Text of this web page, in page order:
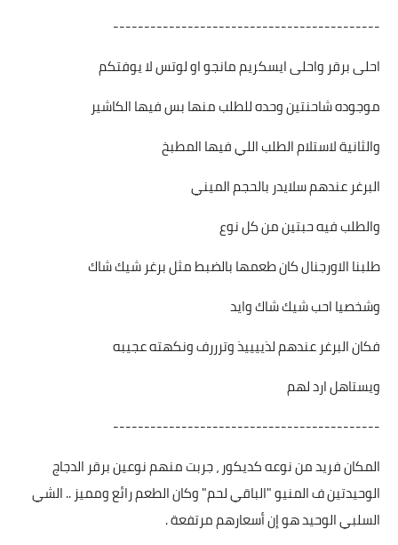
-------------------------------------------
احلى برقر واحلى ايسكريم مانجو او لوتس لا يوفتكم
موجوده شاحنتين وحده للطلب منها بس فيها الكاشير
والثانية لاستلام الطلب اللي فيها المطبخ
البرغر عندهم سلايدر بالحجم الميني
والطلب فيه حبتين من كل نوع
طلبنا الاورجنال كان طعمها بالضبط مثل برغر شيك شاك
وشخصيا احب شيك شاك وايد
فكان البرغر عندهم لذييييذ وترررف ونكهته عجيبه
ويستاهل ارد لهم
-------------------------------------------
المكان فريد من نوعه كديكور ، جربت منهم نوعين برقر الدجاج
الوحيدتين ف المنيو "الباقي لحم" وكان الطعم رائع ومميز .. الشي
السلبي الوحيد هو إن أسعارهم مرتفعة .